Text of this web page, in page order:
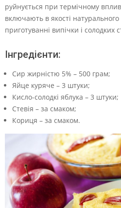
руйнується при термічному
включають в якості
приготуванні випічки і солодких
Інгредієнти:
Сир жирністю 5% – 500 грам;
Яйце куряче – 3 штуки;
Кисло-солодкі яблука – 3 штуки;
Стевія – за смаком;
Кориця – за смаком.